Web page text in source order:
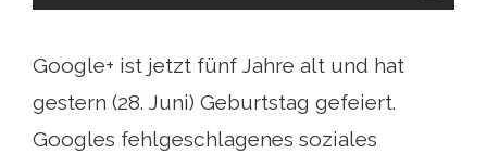
Google+ ist jetzt fünf Jahre alt und hat
gestern (28. Juni) Geburtstag gefeiert.
Googles fehlgeschlagenes soziales